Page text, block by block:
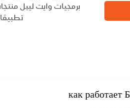
برمجيات وايت ليبل
как